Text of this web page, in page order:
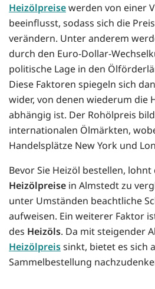
Heizölpreisewerden von einer
beeinflusst, sodass sich die
verändern. Unter anderem
durch den Euro-Dollar-
politische Lage in den
Diese Faktoren spiegeln sich
wider, von denen wiederum die
abhängig ist. Der Rohölpreis
internationalen Ölmärkten,
Handelsplätze New York und
Bevor Sie Heizöl bestellen, lohnt
Heizölpreise in Almstedt zu
unter Umständen beachtliche
aufweisen. Ein weiterer Faktor
des Heizöls. Da mit steigender
Heizölpreissinkt, bietet es sich
Sammelbestellung